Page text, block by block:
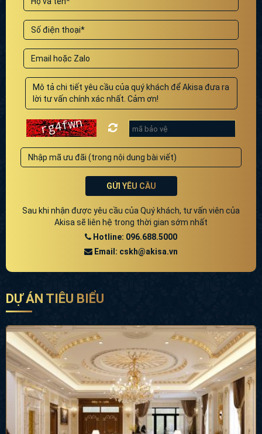
GỬI YÊU CẦU
Sau khi nhận được yêu cầu của Quý khách, tư vấn viên của
Akisa sẽ liên hệ trong thời gian sớm nhất
Hotline: 096.688.5000
Email: cskh@akisa.vn
DỰ ÁN TIÊU BIỂU